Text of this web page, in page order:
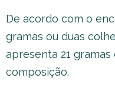
De acordo com o
gramas ou duas
apresenta 21 gramas
composição.